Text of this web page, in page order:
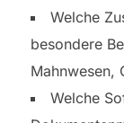
Welche
besondere
Mahnwesen,
Welche